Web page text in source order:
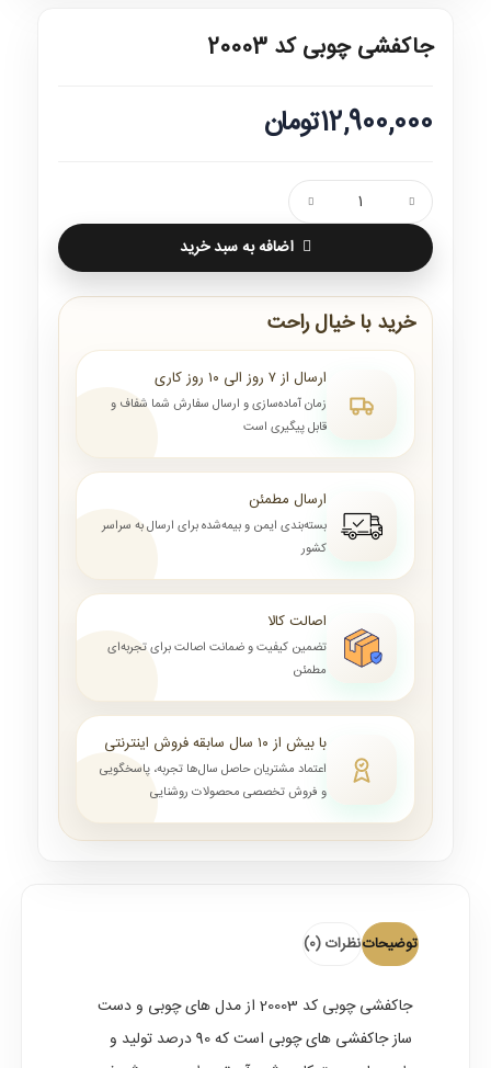
جاکفشی چوبی کد 20003
12,900,000تومان
اضافه به سبد خرید
خرید با خیال راحت
ارسال از ۷ روز الی ۱۰ روز کاری
زمان آماده‌سازی و ارسال سفارش شما شفاف و
قابل پیگیری است
ارسال مطمئن
بسته‌بندی ایمن و بیمه‌شده برای ارسال به سراسر
کشور
اصالت کالا
تضمین کیفیت و ضمانت اصالت برای تجربه‌ای
مطمئن
با بیش از ۱۰ سال سابقه فروش اینترنتی
اعتماد مشتریان حاصل سال‌ها تجربه، پاسخگویی
و فروش تخصصی محصولات روشنایی
توضیحاتنظرات (0)
جاکفشی چوبی
کد 20003 از مدل های چوبی و دست
ساز جاکفشی های چوبی است که 90 درصد تولید و